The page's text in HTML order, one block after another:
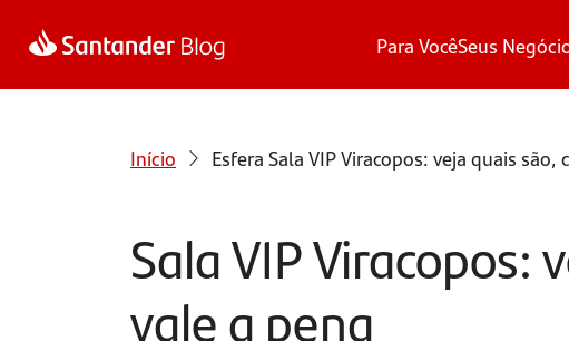
Para VocêSeus
Início Esfera Sala VIP Viracopos: veja quais são,
Sala VIP Viracopos:
vale a pena